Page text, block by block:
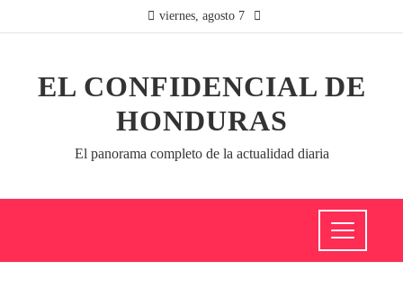
viernes, agosto 7
EL CONFIDENCIAL DE
HONDURAS
El panorama completo de la actualidad diaria